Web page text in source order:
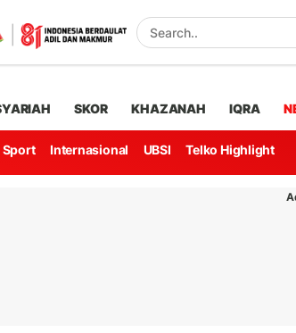
SKOR KHAZANAH IQRA
Sport Internasional UBSI Telko Highlight